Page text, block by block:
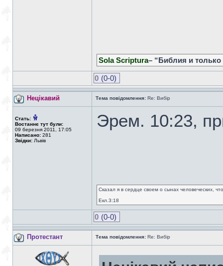
Sola Scriptura– “Библия и
0 (0-0)
Нецікавий Тема повідомлення: Re: Вибір
Стать:
Востаннє тут були:
09 березня 2011, 17:05
Написано: 281
Звідки: Львів
Эрем. 10:23,
Сказал я в сердце своем о сынах человеческих,
Екл.3:18
0 (0-0)
Протестант Тема повідомлення: Re: Вибір